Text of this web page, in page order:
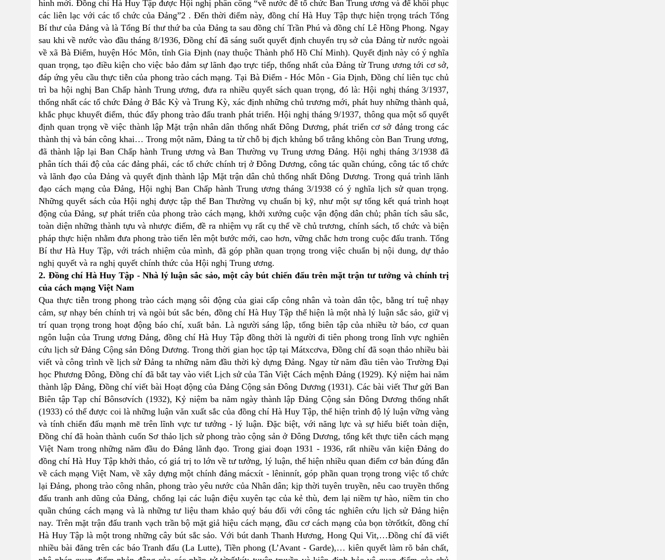
hình mới. Đồng chí Hà Huy Tập được Hội nghị phân công “về nước để tổ chức Ban Trung ương và để khôi phục
các liên lạc với các tổ chức của Đảng”2 . Đến thời điểm này, đồng chí Hà Huy Tập thực hiện trọng trách Tổng
Bí thư của Đảng và là Tổng Bí thư thứ ba của Đảng ta sau đồng chí Trần Phú và đồng chí Lê Hồng Phong. Ngay
sau khi về nước vào đầu tháng 8/1936, Đồng chí đã sáng suốt quyết định chuyển trụ sở của Đảng từ nước ngoài
về xã Bà Điểm, huyện Hóc Môn, tỉnh Gia Định (nay thuộc Thành phố Hồ Chí Minh). Quyết định này có ý nghĩa
quan trọng, tạo điều kiện cho việc bảo đảm sự lãnh đạo trực tiếp, thống nhất của Đảng từ Trung ương tới cơ sở,
đáp ứng yêu cầu thực tiễn của phong trào cách mạng. Tại Bà Điểm - Hóc Môn - Gia Định, Đồng chí liên tục chủ
trì ba hội nghị Ban Chấp hành Trung ương, đưa ra nhiều quyết sách quan trọng, đó là: Hội nghị tháng 3/1937,
thống nhất các tổ chức Đảng ở Bắc Kỳ và Trung Kỳ, xác định những chủ trương mới, phát huy những thành quả,
khắc phục khuyết điểm, thúc đẩy phong trào đấu tranh phát triển. Hội nghị tháng 9/1937, thông qua một số quyết
định quan trọng về việc thành lập Mặt trận nhân dân thống nhất Đông Dương, phát triển cơ sở đảng trong các
thành thị và bán công khai… Trong một năm, Đảng ta từ chỗ bị địch khủng bố trắng không còn Ban Trung ương,
đã thành lập lại Ban Chấp hành Trung ương và Ban Thường vụ Trung ương Đảng. Hội nghị tháng 3/1938 đã
phân tích thái độ của các đảng phái, các tổ chức chính trị ở Đông Dương, công tác quần chúng, công tác tổ chức
và lãnh đạo của Đảng và quyết định thành lập Mặt trận dân chủ thống nhất Đông Dương. Trong quá trình lãnh
đạo cách mạng của Đảng, Hội nghị Ban Chấp hành Trung ương tháng 3/1938 có ý nghĩa lịch sử quan trọng.
Những quyết sách của Hội nghị được tập thể Ban Thường vụ chuẩn bị kỹ, như một sự tổng kết quá trình hoạt
động của Đảng, sự phát triển của phong trào cách mạng, khởi xướng cuộc vận động dân chủ; phân tích sâu sắc,
toàn diện những thành tựu và nhược điểm, đề ra nhiệm vụ rất cụ thể về chủ trương, chính sách, tổ chức và biện
pháp thực hiện nhằm đưa phong trào tiến lên một bước mới, cao hơn, vững chắc hơn trong cuộc đấu tranh. Tổng
Bí thư Hà Huy Tập, với trách nhiệm của mình, đã góp phần quan trọng trong việc chuẩn bị nội dung, dự thảo
nghị quyết và ra nghị quyết chính thức của Hội nghị Trung ương.
2. Đồng chí Hà Huy Tập - Nhà lý luận sắc sảo, một cây bút chiến đấu trên mặt trận tư tưởng và chính trị
của cách mạng Việt Nam
Qua thực tiễn trong phong trào cách mạng sôi động của giai cấp công nhân và toàn dân tộc, bằng trí tuệ nhạy
cảm, sự nhạy bén chính trị và ngòi bút sắc bén, đồng chí Hà Huy Tập thể hiện là một nhà lý luận sắc sảo, giữ vị
trí quan trọng trong hoạt động báo chí, xuất bản. Là người sáng lập, tổng biên tập của nhiều tờ báo, cơ quan
ngôn luận của Trung ương Đảng, đồng chí Hà Huy Tập đồng thời là người đi tiên phong trong lĩnh vực nghiên
cứu lịch sử Đảng Cộng sản Đông Dương. Trong thời gian học tập tại Mátxcơva, Đồng chí đã soạn thảo nhiều bài
viết và công trình về lịch sử Đảng ta những năm đầu thời kỳ dựng Đảng. Ngay từ năm đầu tiên vào Trường Đại
học Phương Đông, Đồng chí đã bắt tay vào viết Lịch sử của Tân Việt Cách mệnh Đảng (1929). Kỷ niệm hai năm
thành lập Đảng, Đồng chí viết bài Hoạt động của Đảng Cộng sản Đông Dương (1931). Các bài viết Thư gửi Ban
Biên tập Tạp chí Bônsơvích (1932), Kỷ niệm ba năm ngày thành lập Đảng Cộng sản Đông Dương thống nhất
(1933) có thể được coi là những luận văn xuất sắc của đồng chí Hà Huy Tập, thể hiện trình độ lý luận vững vàng
và tính chiến đấu mạnh mẽ trên lĩnh vực tư tưởng - lý luận. Đặc biệt, với năng lực và sự hiểu biết toàn diện,
Đồng chí đã hoàn thành cuốn Sơ thảo lịch sử phong trào cộng sản ở Đông Dương, tổng kết thực tiễn cách mạng
Việt Nam trong những năm đầu do Đảng lãnh đạo. Trong giai đoạn 1931 - 1936, rất nhiều văn kiện Đảng do
đồng chí Hà Huy Tập khởi thảo, có giá trị to lớn về tư tưởng, lý luận, thể hiện nhiều quan điểm cơ bản đúng đắn
về cách mạng Việt Nam, về xây dựng một chính đảng mácxít - lêninnít, góp phần quan trọng trong việc tổ chức
lại Đảng, phong trào công nhân, phong trào yêu nước của Nhân dân; kịp thời tuyên truyền, nêu cao truyền thống
đấu tranh anh dũng của Đảng, chống lại các luận điệu xuyên tạc của kẻ thù, đem lại niềm tự hào, niềm tin cho
quần chúng cách mạng và là những tư liệu tham khảo quý báu đối với công tác nghiên cứu lịch sử Đảng hiện
nay. Trên mặt trận đấu tranh vạch trần bộ mặt giả hiệu cách mạng, đầu cơ cách mạng của bọn tờrốtkít, đồng chí
Hà Huy Tập là một trong những cây bút sắc sảo. Với bút danh Thanh Hương, Hong Qui Vit,…Đồng chí đã viết
nhiều bài đăng trên các báo Tranh đấu (La Lutte), Tiền phong (L’Avant - Garde),… kiên quyết làm rõ bản chất,